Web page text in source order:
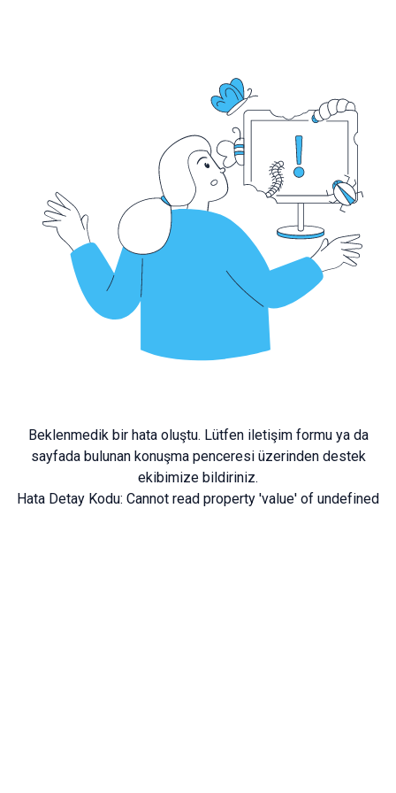
Beklenmedik bir hata oluştu. Lütfen iletişim formu ya da
sayfada bulunan konuşma penceresi üzerinden destek
ekibimize bildiriniz.
Hata Detay Kodu: Cannot read property 'value' of undefined